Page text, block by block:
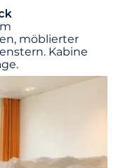
möblierter
Kabine